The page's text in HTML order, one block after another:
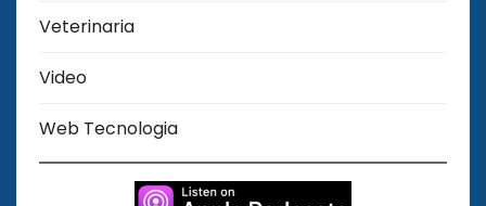
Veterinaria
Video
Web Tecnologia